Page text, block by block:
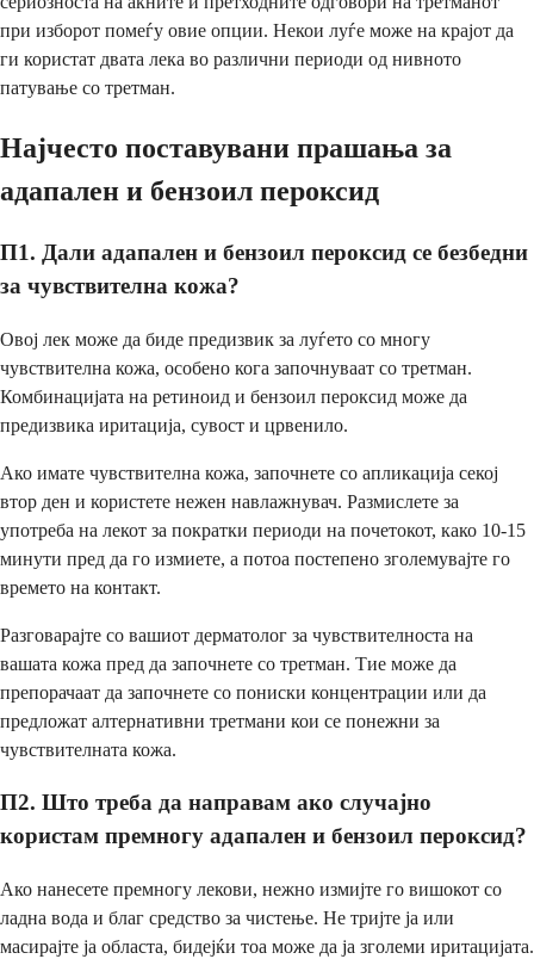
при изборот помеѓу овие опции. Некои луѓе може на крајот да
ги користат двата лека во различни периоди од нивното
патување со третман.
Најчесто поставувани прашања за
адапален и бензоил пероксид
П1. Дали адапален и бензоил пероксид се безбедни
за чувствителна кожа?
Овој лек може да биде предизвик за луѓето со многу
чувствителна кожа, особено кога започнуваат со третман.
Комбинацијата на ретиноид и бензоил пероксид може да
предизвика иритација, сувост и црвенило.
Ако имате чувствителна кожа, започнете со апликација секој
втор ден и користете нежен навлажнувач. Размислете за
употреба на лекот за пократки периоди на почетокот, како 10-15
минути пред да го измиете, а потоа постепено зголемувајте го
времето на контакт.
Разговарајте со вашиот дерматолог за чувствителноста на
вашата кожа пред да започнете со третман. Тие може да
препорачаат да започнете со пониски концентрации или да
предложат алтернативни третмани кои се понежни за
чувствителната кожа.
П2. Што треба да направам ако случајно
користам премногу адапален и бензоил пероксид?
Ако нанесете премногу лекови, нежно измијте го вишокот со
ладна вода и благ средство за чистење. Не тријте ја или
масирајте ја областа, бидејќи тоа може да ја зголеми иритацијата.